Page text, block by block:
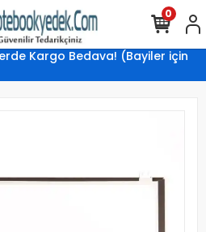
Kargo Bedava! (Bayiler için
0